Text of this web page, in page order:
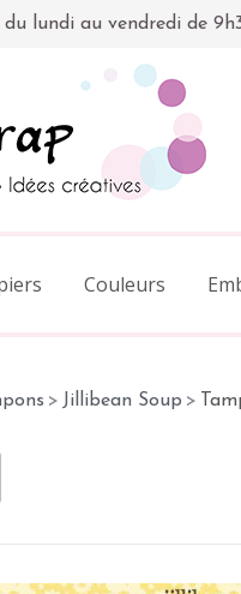
du lundi au vendredi de
Couleurs
> Jillibean Soup >